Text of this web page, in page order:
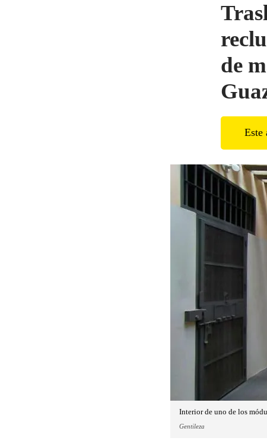
de
Este
Interior de uno de los
Gentileza